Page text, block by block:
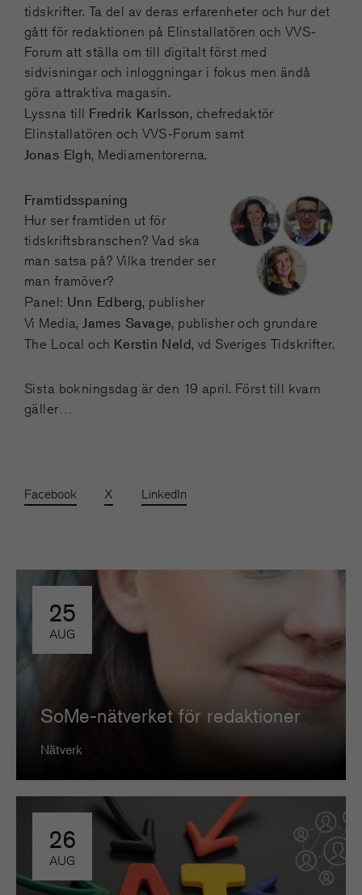
tidskrifter. Ta del av deras erfarenheter och hur det
gått för redaktionen på Elinstallatören och VVS-
Forum att ställa om till digitalt först med
sidvisningar och inloggningar i fokus men ändå
göra attraktiva magasin.
Lyssna till Fredrik Karlsson, chefredaktör
Elinstallatören och VVS-Forum samt
Jonas Elgh, Mediamentorerna.
Framtidsspaning
Hur ser framtiden ut för
tidskriftsbranschen? Vad ska
man satsa på? Vilka trender ser
man framöver?
Panel: Unn Edberg, publisher
Vi Media, James Savage, publisher och grundare
The Local och Kerstin Neld, vd Sveriges Tidskrifter.
Sista bokningsdag är den 19 april. Först till kvarn
gäller…
Facebook X LinkedIn
25
AUG
SoMe-nätverket för redaktioner
Nätverk
26
AUG